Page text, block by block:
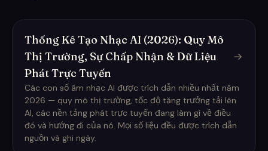
Thống Kê Tạo Nhạc AI (2026): Quy Mô
Thị Trường, Sự Chấp Nhận & Dữ Liệu
Phát Trực Tuyến
Các con số âm nhạc AI được trích dẫn nhiều nhất năm
2026 — quy mô thị trường, tốc độ tăng trưởng tải lên
AI, các nền tảng phát trực tuyến đang làm gì về điều
đó và hướng đi của nó. Mọi số liệu đều được trích dẫn
nguồn và ghi ngày.